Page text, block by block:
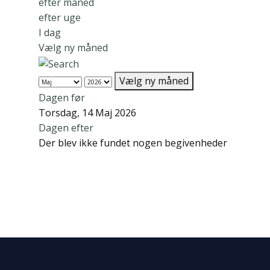
efter uge
I dag
Vælg ny måned
Vælg ny måned
Dagen før
Torsdag, 14 Maj 2026
Dagen efter
Der blev ikke fundet nogen begivenheder